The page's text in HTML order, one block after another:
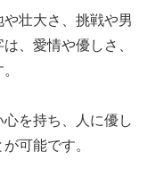
壮大さ、挑戦や男
、愛情や優しさ、
を持ち、人に優し
可能です。